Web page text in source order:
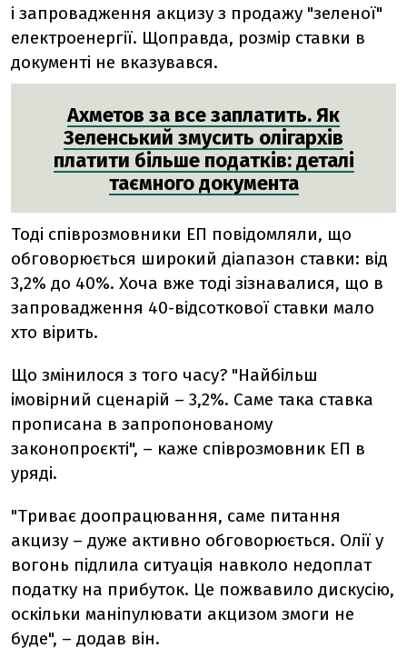
і запровадження акцизу з продажу "зеленої"
електроенергії. Щоправда, розмір ставки в
документі не вказувався.
Ахметов за все заплатить. Як
Зеленський змусить олігархів
платити більше податків: деталі
таємного документа
Тоді співрозмовники ЕП повідомляли, що
обговорюється широкий діапазон ставки: від
3,2% до 40%. Хоча вже тоді зізнавалися, що в
запровадження 40-відсоткової ставки мало
хто вірить.
Що змінилося з того часу? "Найбільш
імовірний сценарій – 3,2%. Саме така ставка
прописана в запропонованому
законопроєкті", – каже співрозмовник ЕП в
уряді.
"Триває доопрацювання, саме питання
акцизу – дуже активно обговорюється. Олії у
вогонь підлила ситуація навколо недоплат
податку на прибуток. Це пожвавило дискусію,
оскільки маніпулювати акцизом змоги не
буде", – додав він.